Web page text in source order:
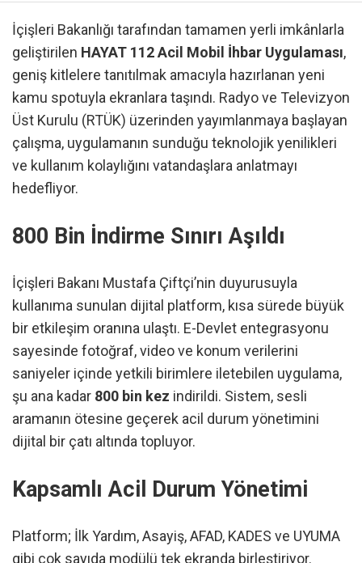
İçişleri Bakanlığı tarafından tamamen yerli imkânlarla
geliştirilen HAYAT 112 Acil Mobil İhbar Uygulaması,
geniş kitlelere tanıtılmak amacıyla hazırlanan yeni
kamu spotuyla ekranlara taşındı. Radyo ve Televizyon
Üst Kurulu (RTÜK) üzerinden yayımlanmaya başlayan
çalışma, uygulamanın sunduğu teknolojik yenilikleri
ve kullanım kolaylığını vatandaşlara anlatmayı
hedefliyor.
800 Bin İndirme Sınırı Aşıldı
İçişleri Bakanı Mustafa Çiftçi’nin duyurusuyla
kullanıma sunulan dijital platform, kısa sürede büyük
bir etkileşim oranına ulaştı. E-Devlet entegrasyonu
sayesinde fotoğraf, video ve konum verilerini
saniyeler içinde yetkili birimlere iletebilen uygulama,
şu ana kadar 800 bin kez indirildi. Sistem, sesli
aramanın ötesine geçerek acil durum yönetimini
dijital bir çatı altında topluyor.
Kapsamlı Acil Durum Yönetimi
Platform; İlk Yardım, Asayiş, AFAD, KADES ve UYUMA
gibi çok sayıda modülü tek ekranda birleştiriyor.